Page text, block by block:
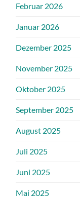
Februar 2026
Januar 2026
Dezember 2025
November 2025
Oktober 2025
September 2025
August 2025
Juli 2025
Juni 2025
Mai 2025